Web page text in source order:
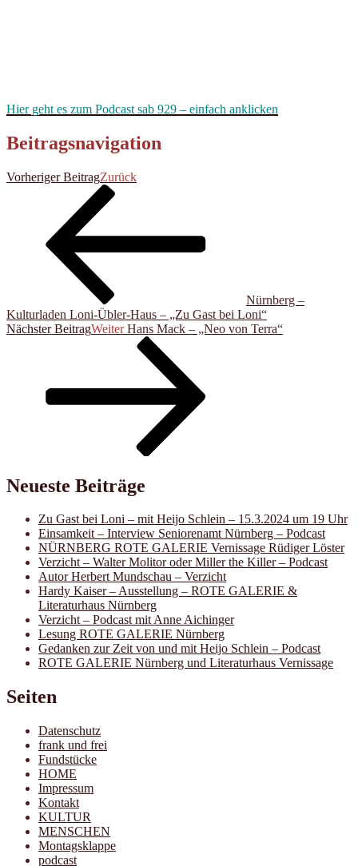
Hier geht es zum Podcast sab 929 – einfach anklicken
Beitragsnavigation
Vorheriger BeitragZurück
Nürnberg –
Kulturladen Loni-Übler-Haus – „Zu Gast bei Loni“
Nächster BeitragWeiter Hans Mack – „Neo von Terra“
Neueste Beiträge
Zu Gast bei Loni – mit Heijo Schlein – 15.3.2024 um 19 Uhr
Einsamkeit – Interview Seniorenamt Nürnberg – Podcast
NÜRNBERG ROTE GALERIE Vernissage Rüdiger Löster
Verzicht – Walter Molitor oder Miller the Killer – Podcast
Autor Herbert Mundschau – Verzicht
Hardy Kaiser – Ausstellung – ROTE GALERIE &
Literaturhaus Nürnberg
Verzicht – Podcast mit Anne Aichinger
Lesung ROTE GALERIE Nürnberg
Gedanken zur Zeit von und mit Heijo Schlein – Podcast
ROTE GALERIE Nürnberg und Literaturhaus Vernissage
Seiten
Datenschutz
frank und frei
Fundstücke
HOME
Impressum
Kontakt
KULTUR
MENSCHEN
Montagsklappe
podcast